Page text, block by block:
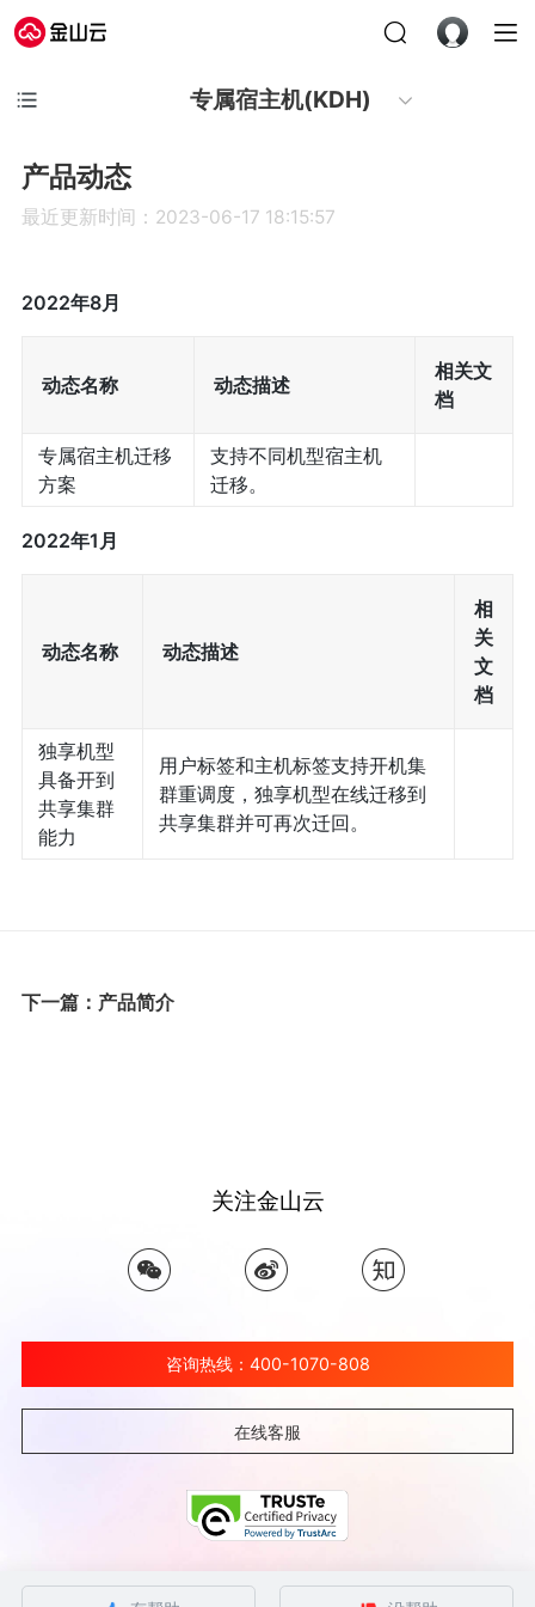
专属宿主机(KDH)
产品动态
最近更新时间：2023-06-17 18:15:57
2022年8月
动态名称 动态描述
相关文
档
专属宿主机迁移
方案
支持不同机型宿主机
迁移。
2022年1月
动态名称 动态描述
相
关
文
档
独享机型
具备开到
共享集群
能力
用户标签和主机标签支持开机集
群重调度，独享机型在线迁移到
共享集群并可再次迁回。
下一篇：产品简介
关注金山云
咨询热线：400-1070-808
在线客服
©北京金山云网络技术有限公司 2026 Ksyun All Rights Reserved Kingsoft Corp.